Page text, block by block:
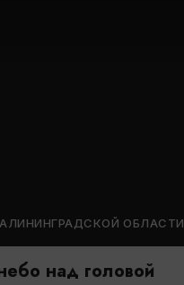
ОБЛАСТИ
над головой